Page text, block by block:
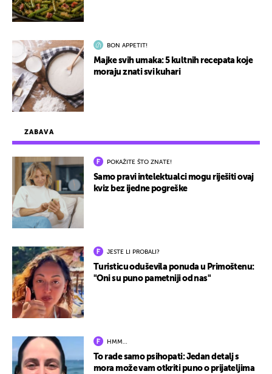
ZABAVA
POKAŽITE ŠTO ZNATE!
Samo pravi intelektualci mogu riješiti ovaj
kviz bez ijedne pogreške
JESTE LI PROBALI?
Turisticu oduševila ponuda u Primoštenu:
"Oni su puno pametniji od nas"
HMM…
To rade samo psihopati: Jedan detalj s
mora može vam otkriti puno o prijateljima
BON APPETIT!
Majke svih umaka: 5 kultnih recepata koje
moraju znati svi kuhari